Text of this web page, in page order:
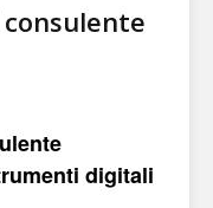
digitali